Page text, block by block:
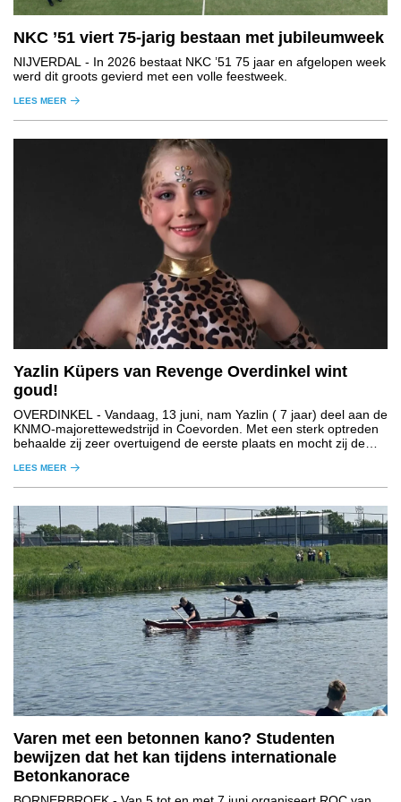
NKC ’51 viert 75-jarig bestaan met jubileumweek
NIJVERDAL - In 2026 bestaat NKC ’51 75 jaar en afgelopen week
werd dit groots gevierd met een volle feestweek.
LEES MEER
Yazlin Küpers van Revenge Overdinkel wint
goud!
OVERDINKEL - Vandaag, 13 juni, nam Yazlin ( 7 jaar) deel aan de
KNMO-majorettewedstrijd in Coevorden. Met een sterk optreden
behaalde zij zeer overtuigend de eerste plaats en mocht zij de
LEES MEER
Varen met een betonnen kano? Studenten
bewijzen dat het kan tijdens internationale
Betonkanorace